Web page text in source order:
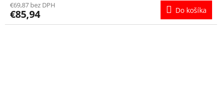
€69,87 bez DPH
€85,94 Do košíka